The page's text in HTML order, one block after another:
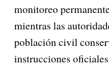
monitoreo
mientras las
población civil
instrucciones